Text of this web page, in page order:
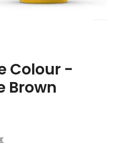
Colour -
Brown